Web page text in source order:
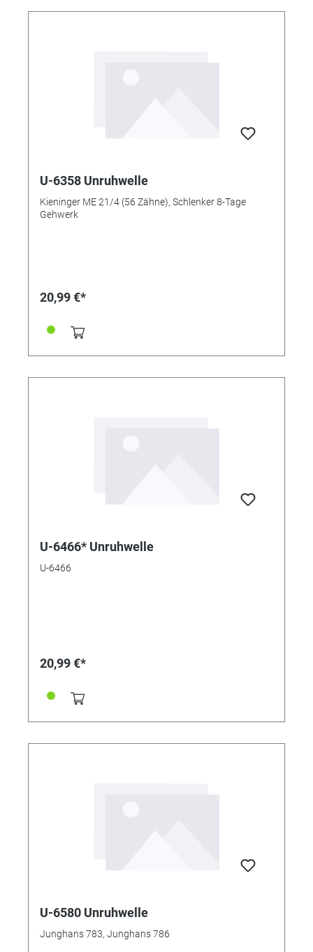
U-6358 Unruhwelle
Kieninger ME 21/4 (56 Zähne), Schlenker 8-Tage
Gehwerk
20,99 €*
U-6466* Unruhwelle
U-6466
20,99 €*
U-6580 Unruhwelle
Junghans 783, Junghans 786